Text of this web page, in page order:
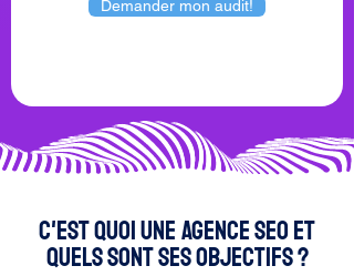
Demander mon audit!
C'est quoi une agence seo et
quels sont ses objectifs ?